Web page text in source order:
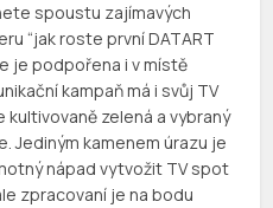
spoustu zajímavých
“jak roste první DATART
je podpořena i v místě
kampaň má i svůj TV
kultivovaně zelená a vybraný
Jediným kamenem úrazu je
nápad vytvožit TV spot
zpracovaní je na bodu